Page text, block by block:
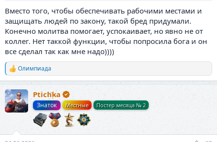
Вместо того, чтобы обеспечивать рабочими местами и
защищать людей по закону, такой бред придумали.
Конечно молитва помогает, успокаивает, но явно не от
коллег. Нет таккой функции, чтобы попросила бога и он
все сделал так как мне надо))))
Р
е
к
ц
и
Олимпиада
Ptichka
Знаток Местные Постер месяца № 2